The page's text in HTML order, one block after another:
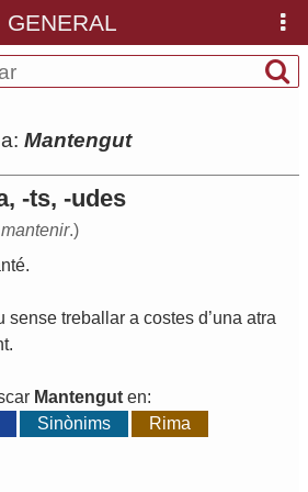
GENERAL
Mantengut
-ts, -udes
mantenir.)
.
sense treballar a costes d’una atra
.
Mantenguten:
Sinònims Rima